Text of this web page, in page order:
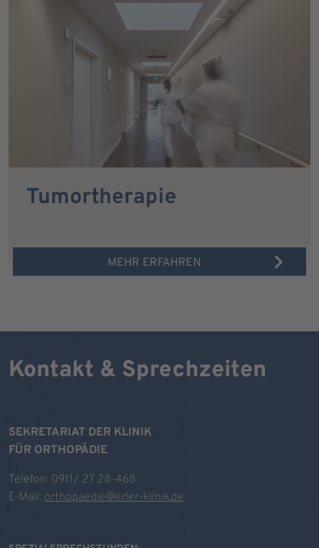
Tumortherapie
MEHR ERFAHREN
Kontakt & Sprechzeiten
SEKRETARIAT DER KLINIK
FÜR ORTHOPÄDIE
Telefon: 0911/ 27 28-468
E-Mail: orthopaedie@erler-klinik.de